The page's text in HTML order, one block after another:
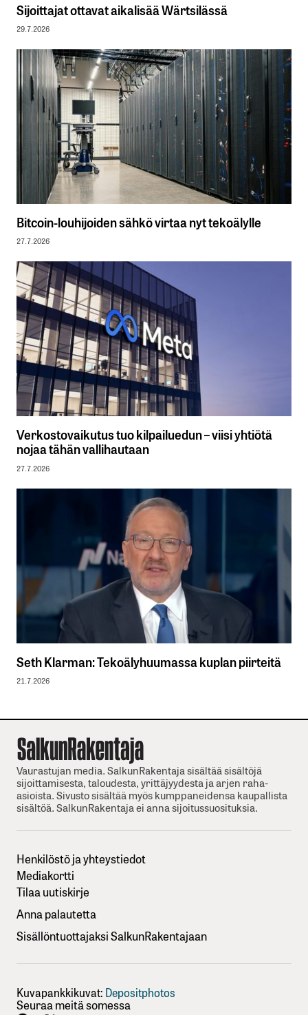
Sijoittajat ottavat aikalisää Wärtsilässä
29.7.2026
Bitcoin-louhijoiden sähkö virtaa nyt tekoälylle
27.7.2026
Verkostovaikutus tuo kilpailuedun – viisi yhtiötä
nojaa tähän vallihautaan
27.7.2026
Seth Klarman: Tekoälyhuumassa kuplan piirteitä
21.7.2026
Vaurastujan media. SalkunRakentaja sisältää sisältöjä
sijoittamisesta, taloudesta, yrittäjyydesta ja arjen raha-
asioista. Sivusto sisältää myös kumppaneidensa kaupallista
sisältöä. SalkunRakentaja ei anna sijoitussuosituksia.
Henkilöstö ja yhteystiedot
Mediakortti
Tilaa uutiskirje
Anna palautetta
Sisällöntuottajaksi SalkunRakentajaan
Kuvapankkikuvat: Depositphotos
Seuraa meitä somessa